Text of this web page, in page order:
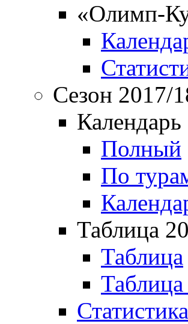
«Олимп-
Сезон 2017/
Полный
По
Таблица
Таблица